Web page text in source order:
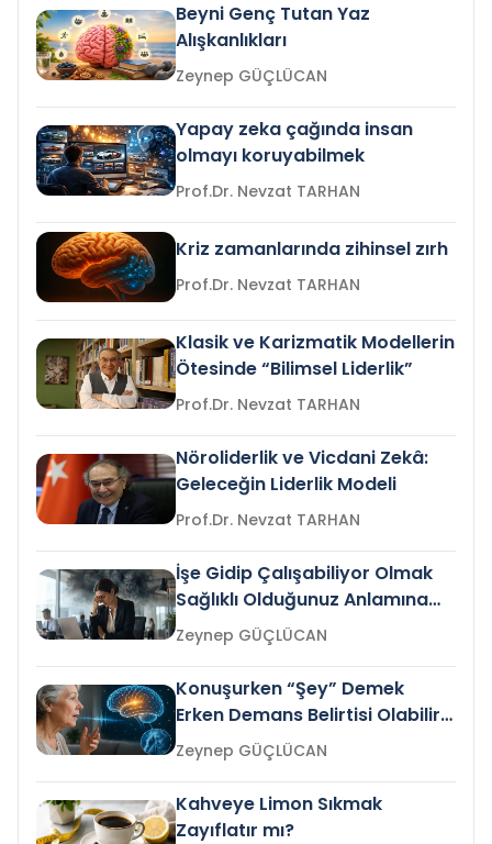
Beyni Genç Tutan Yaz
Alışkanlıkları
Zeynep GÜÇLÜCAN
Yapay zeka çağında insan
olmayı koruyabilmek
Prof.Dr. Nevzat TARHAN
Kriz zamanlarında zihinsel zırh
Prof.Dr. Nevzat TARHAN
Klasik ve Karizmatik Modellerin
Ötesinde “Bilimsel Liderlik”
Prof.Dr. Nevzat TARHAN
Nöroliderlik ve Vicdani Zekâ:
Geleceğin Liderlik Modeli
Prof.Dr. Nevzat TARHAN
İşe Gidip Çalışabiliyor Olmak
Sağlıklı Olduğunuz Anlamına
Gelir mi?Zeynep GÜÇLÜCAN
Konuşurken “Şey” Demek
Erken Demans Belirtisi Olabilir
mi?
Zeynep GÜÇLÜCAN
Kahveye Limon Sıkmak
Zayıflatır mı?